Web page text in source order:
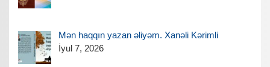
Mən haqqın yazan əliyəm. Xanəli Kərimli
İyul 7, 2026